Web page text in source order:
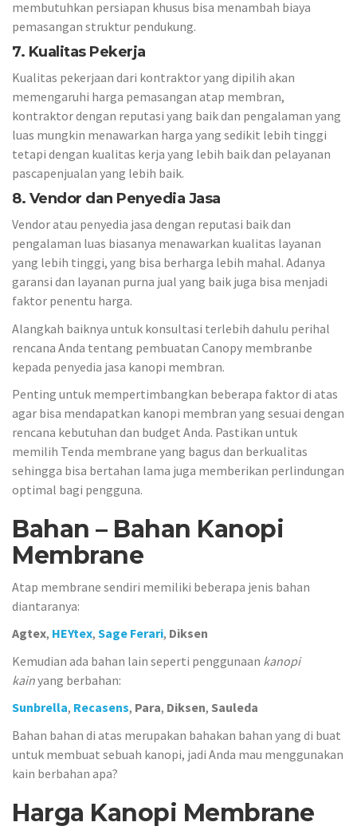
membutuhkan persiapan khusus bisa menambah biaya
pemasangan struktur pendukung.
7. Kualitas Pekerja
Kualitas pekerjaan dari kontraktor yang dipilih akan
memengaruhi harga pemasangan atap membran,
kontraktor dengan reputasi yang baik dan pengalaman yang
luas mungkin menawarkan harga yang sedikit lebih tinggi
tetapi dengan kualitas kerja yang lebih baik dan pelayanan
pascapenjualan yang lebih baik.
8. Vendor dan Penyedia Jasa
Vendor atau penyedia jasa dengan reputasi baik dan
pengalaman luas biasanya menawarkan kualitas layanan
yang lebih tinggi, yang bisa berharga lebih mahal. Adanya
garansi dan layanan purna jual yang baik juga bisa menjadi
faktor penentu harga.
Alangkah baiknya untuk konsultasi terlebih dahulu perihal
rencana Anda tentang pembuatan Canopy membranbe
kepada penyedia jasa kanopi membran.
Penting untuk mempertimbangkan beberapa faktor di atas
agar bisa mendapatkan kanopi membran yang sesuai dengan
rencana kebutuhan dan budget Anda. Pastikan untuk
memilih Tenda membrane yang bagus dan berkualitas
sehingga bisa bertahan lama juga memberikan perlindungan
optimal bagi pengguna.
Bahan – Bahan Kanopi
Membrane
Atap membrane sendiri memiliki beberapa jenis bahan
diantaranya:
Agtex, HEYtex, Sage Ferari, Diksen
Kemudian ada bahan lain seperti penggunaan kanopi
kainyang berbahan:
Sunbrella, Recasens, Para, Diksen, Sauleda
Bahan bahan di atas merupakan bahakan bahan yang di buat
untuk membuat sebuah kanopi, jadi Anda mau menggunakan
kain berbahan apa?
Harga Kanopi Membrane